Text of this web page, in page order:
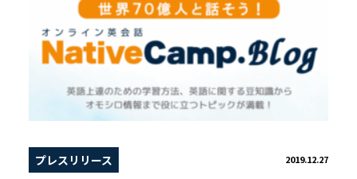
プレスリリース 2019.12.27